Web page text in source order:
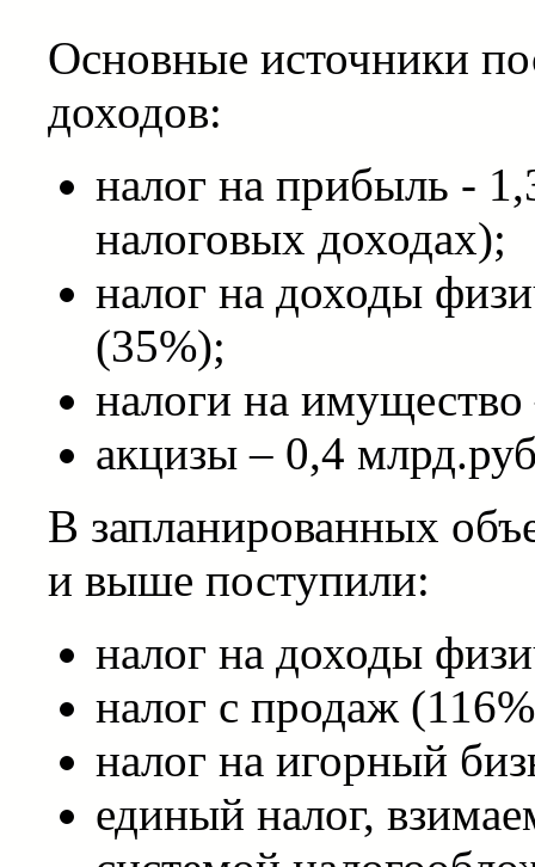
Основные источники
доходов:
налог на прибыль -
налоговых доходах);
налог на доходы
(35%);
налоги на
акцизы – 0,4
В запланированных
и выше поступили:
налог на доходы
налог с продаж
налог на игорный
единый налог,